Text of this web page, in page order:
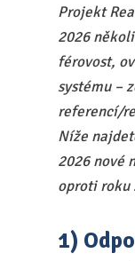
Projekt
2026
férovost,
systému –
referencí/
Níže
2026 nové
oproti roku
1)